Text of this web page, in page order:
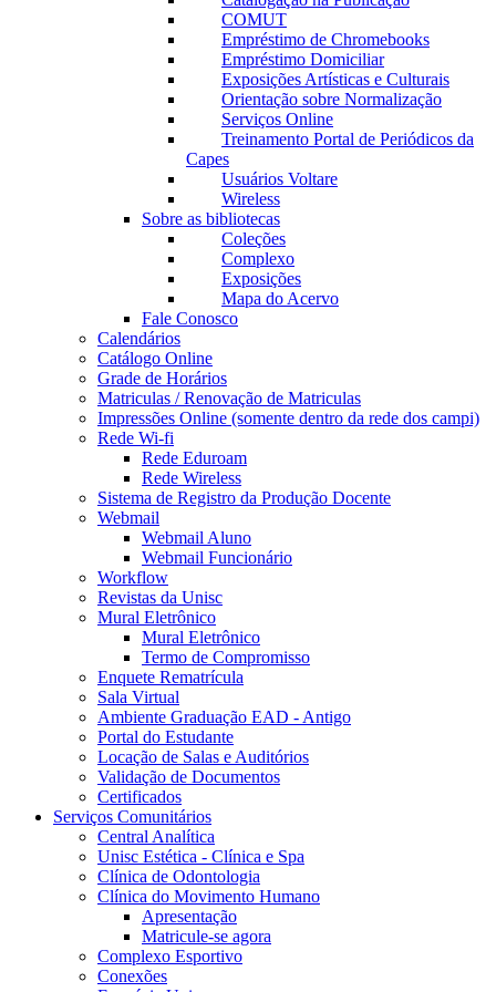
COMUT
Empréstimo de Chromebooks
Empréstimo Domiciliar
Exposições Artísticas e Culturais
Orientação sobre Normalização
Serviços Online
Treinamento Portal de Periódicos da
Capes
Usuários Voltare
Wireless
Sobre as bibliotecas
Coleções
Complexo
Exposições
Mapa do Acervo
Fale Conosco
Calendários
Catálogo Online
Grade de Horários
Matriculas / Renovação de Matriculas
Impressões Online (somente dentro da rede dos campi)
Rede Wi-fi
Rede Eduroam
Rede Wireless
Sistema de Registro da Produção Docente
Webmail
Webmail Aluno
Webmail Funcionário
Workflow
Revistas da Unisc
Mural Eletrônico
Mural Eletrônico
Termo de Compromisso
Enquete Rematrícula
Sala Virtual
Ambiente Graduação EAD - Antigo
Portal do Estudante
Locação de Salas e Auditórios
Validação de Documentos
Certificados
Serviços Comunitários
Central Analítica
Unisc Estética - Clínica e Spa
Clínica de Odontologia
Clínica do Movimento Humano
Apresentação
Matricule-se agora
Complexo Esportivo
Conexões